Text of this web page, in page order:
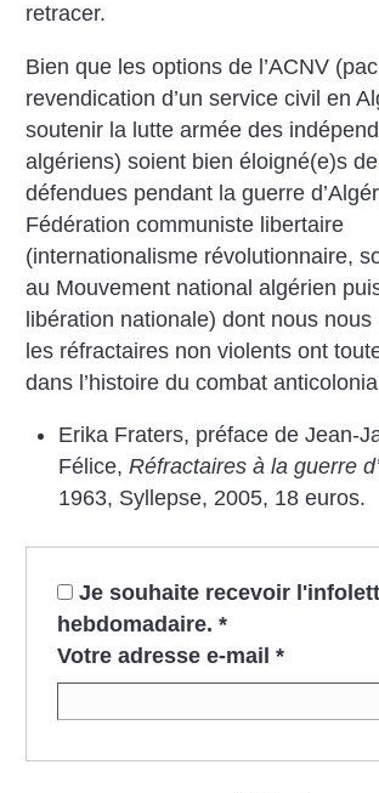
retracer.
Bien que les options de l’ACNV
revendication d’un service civil en
soutenir la lutte armée des
algériens) soient bien éloigné(e)s
défendues pendant la guerre
Fédération communiste libertaire
(internationalisme révolutionnaire,
au Mouvement national algérien
libération nationale) dont nous nous
les réfractaires non violents ont
dans l’histoire du combat
Erika Fraters, préface de Jean-
Félice, Réfractaires à la guerre
1963, Syllepse, 2005, 18 euros.
Je souhaite recevoir
hebdomadaire. *
Votre adresse e-mail *